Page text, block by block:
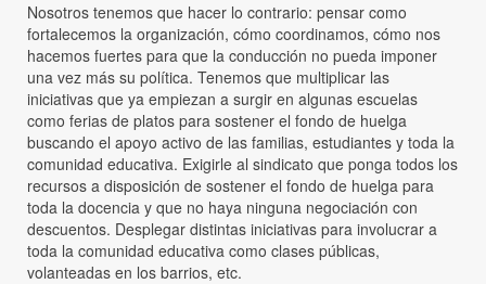
Nosotros tenemos que hacer lo contrario: pensar como
fortalecemos la organización, cómo coordinamos, cómo nos
hacemos fuertes para que la conducción no pueda imponer
una vez más su política. Tenemos que multiplicar las
iniciativas que ya empiezan a surgir en algunas escuelas
como ferias de platos para sostener el fondo de huelga
buscando el apoyo activo de las familias, estudiantes y toda la
comunidad educativa. Exigirle al sindicato que ponga todos los
recursos a disposición de sostener el fondo de huelga para
toda la docencia y que no haya ninguna negociación con
descuentos. Desplegar distintas iniciativas para involucrar a
toda la comunidad educativa como clases públicas,
volanteadas en los barrios, etc.